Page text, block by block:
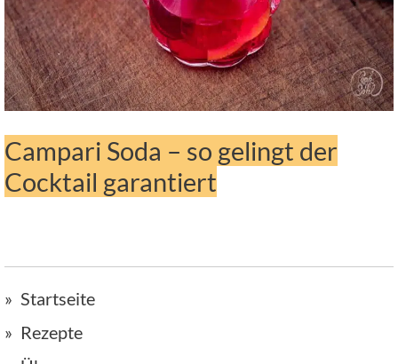
Campari Soda – so gelingt der
Cocktail garantiert
Startseite
Rezepte